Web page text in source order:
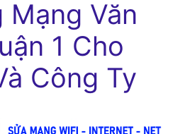
Mạng Văn
1 Cho
Công Ty